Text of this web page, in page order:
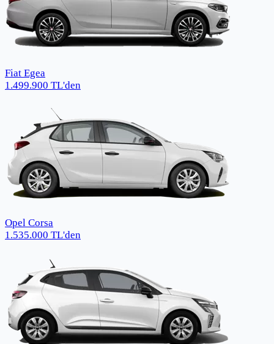
Fiat Egea
1.499.900 TL'den
Opel Corsa
1.535.000 TL'den